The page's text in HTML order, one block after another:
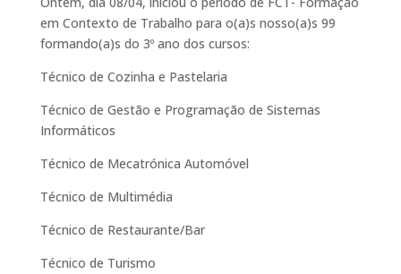
em Contexto de Trabalho para o(a)s nosso(a)s 99
formando(a)s do 3º ano dos cursos:
Técnico de Cozinha e Pastelaria
Técnico de Gestão e Programação de Sistemas
Informáticos
Técnico de Mecatrónica Automóvel
Técnico de Multimédia
Técnico de Restaurante/Bar
Técnico de Turismo